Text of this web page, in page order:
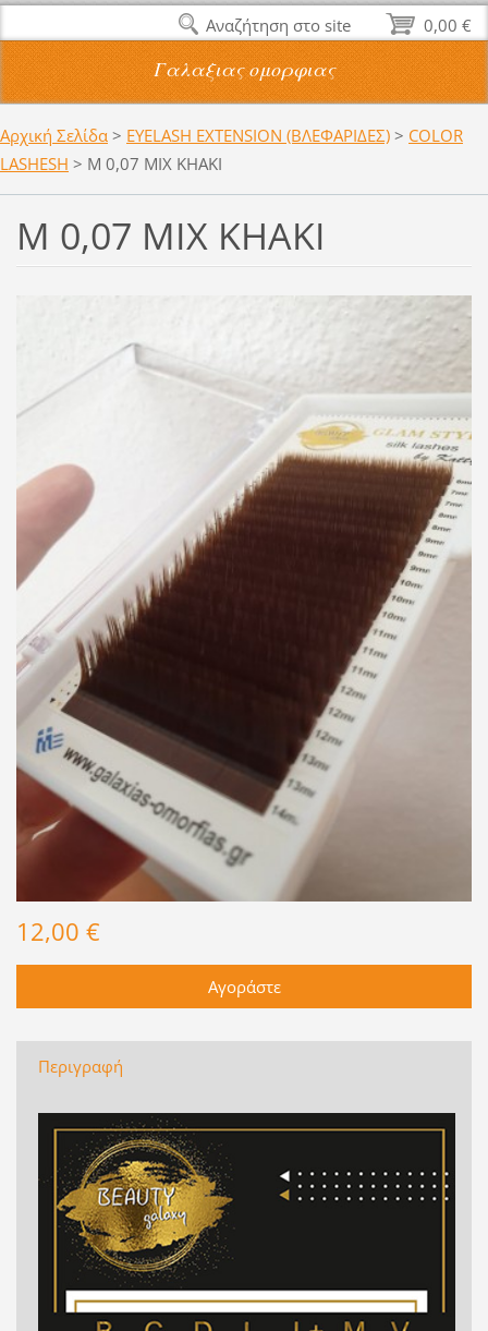
Γαλαξιας ομορφιας
Αρχική Σελίδα > EYELASH EXTENSION (ΒΛΕΦΑΡΙΔΕΣ) > COLOR
LASHESH > M 0,07 MIX KHAKI
M 0,07 MIX KHAKI
12,00 €
Περιγραφή
0,00 €
Αναζήτηση στο site